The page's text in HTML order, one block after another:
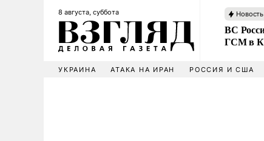
8 августа, суббота
ВС
ГСМ в
УКРАИНА АТАКА НА ИРАН РОССИЯ И США